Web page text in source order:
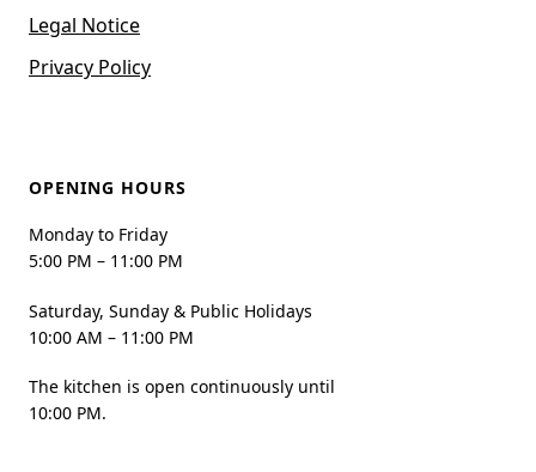
Legal Notice
Privacy Policy
OPENING HOURS
Monday to Friday
5:00 PM – 11:00 PM
Saturday, Sunday & Public Holidays
10:00 AM – 11:00 PM
The kitchen is open continuously until
10:00 PM.